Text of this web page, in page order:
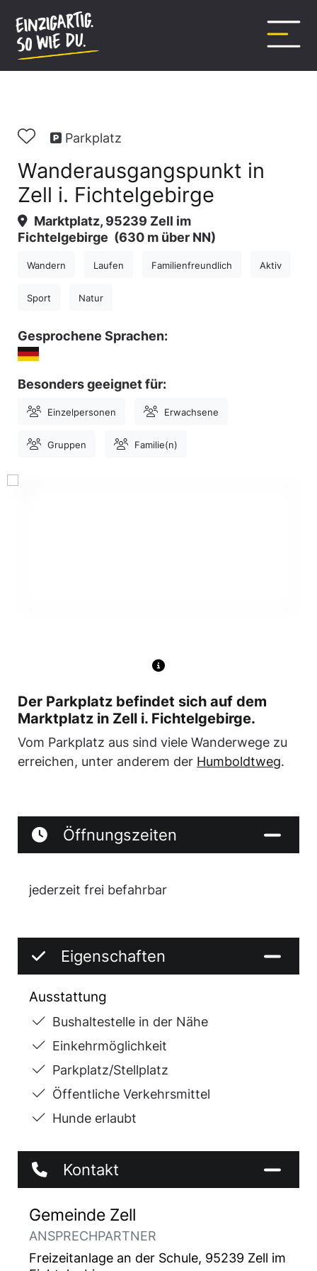
springen
Parkplatz
Wanderausgangspunkt in
Zell i. Fichtelgebirge
Marktplatz, 95239 Zell im
Fichtelgebirge (630 m über NN)
Wandern Laufen Familienfreundlich Aktiv
Sport Natur
Gesprochene Sprachen:
Besonders geeignet für:
Einzelpersonen Erwachsene
Gruppen Familie(n)
Der Parkplatz befindet sich auf dem
Marktplatz in Zell i. Fichtelgebirge.
Vom Parkplatz aus sind viele Wanderwege zu
erreichen, unter anderem der Humboldtweg.
Öffnungszeiten
jederzeit frei befahrbar
Eigenschaften
Ausstattung
Bushaltestelle in der Nähe
Einkehrmöglichkeit
Parkplatz/Stellplatz
Öffentliche Verkehrsmittel
Hunde erlaubt
Kontakt
Gemeinde Zell
ANSPRECHPARTNER
Freizeitanlage an der Schule, 95239 Zell im